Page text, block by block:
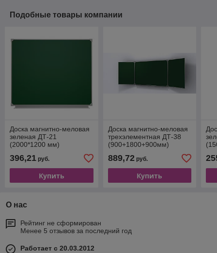
Подобные товары компании
Доска магнитно-меловая
зеленая ДТ-21
(2000*1200 мм)
396,21 руб.
Купить
Доска магнитно-меловая
трехэлементная ДТ-38
(900+1800+900мм)
889,72руб.
Купить
О нас
Рейтинг не сформирован
Менее 5 отзывов за последний год
Работает с 20.03.2012